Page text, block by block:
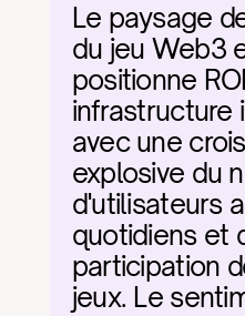
Le paysage
du jeu Web3
positionne
infrastructure
avec une
explosive du
d'utilisateurs
quotidiens et
participation
jeux. Le